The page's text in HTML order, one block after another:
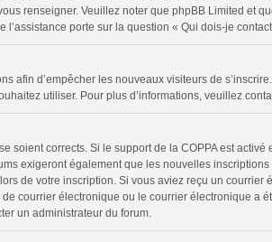
renseigner. Veuillez noter que phpBB Limited et
porte sur la question « Qui dois-je
afin d’empêcher les nouveaux visiteurs de
utiliser. Pour plus d’informations, veuillez
soient corrects. Si le support de la COPPA est
exigeront également que les nouvelles
de votre inscription. Si vous aviez reçu un
courrier électronique ou le courrier électronique a
un administrateur du forum.